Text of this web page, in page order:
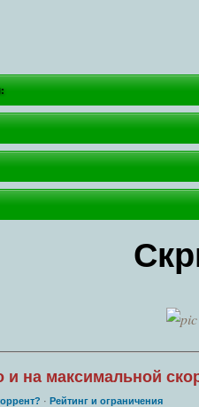
и на максимальной
·Рейтинг и ограничения